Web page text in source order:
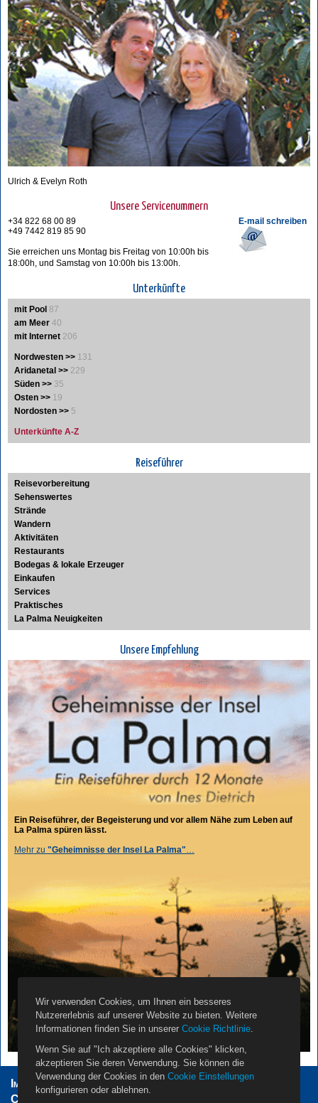
Ulrich & Evelyn Roth
Unsere Servicenummern
E-mail schreiben
+34 822 68 00 89
+49 7442 819 85 90
Sie erreichen uns Montag bis Freitag von 10:00h bis
18:00h, und Samstag von 10:00h bis 13:00h.
Unterkünfte
mit Pool 87
am Meer 40
mit Internet 206
Nordwesten >> 131
Aridanetal >> 229
Süden >> 35
Osten >> 19
Nordosten >> 5
Unterkünfte A-Z
Reiseführer
Reisevorbereitung
Sehenswertes
Strände
Wandern
Aktivitäten
Restaurants
Bodegas & lokale Erzeuger
Einkaufen
Services
Praktisches
La Palma Neuigkeiten
Unsere Empfehlung
Ein Reiseführer, der Begeisterung und vor allem Nähe zum Leben auf
La Palma spüren lässt.
Mehr zu "Geheimnisse der Insel La Palma"…
Impressum AGB
Datenschutzerklärung
Cookie Einstellungen
Wir verwenden Cookies, um Ihnen ein besseres
Nutzererlebnis auf unserer Website zu bieten. Weitere
Informationen finden Sie in unserer Cookie Richtlinie.
Wenn Sie auf "Ich akzeptiere alle Cookies" klicken,
akzeptieren Sie deren Verwendung. Sie können die
Verwendung der Cookies in den Cookie Einstellungen
konfigurieren oder ablehnen.